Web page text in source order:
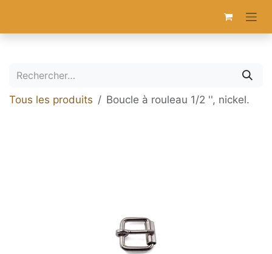
Tous les produits Boucle à rouleau 1/2 '', nickel.